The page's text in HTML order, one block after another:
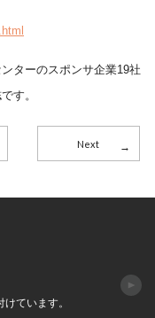
ターのスポンサ企業19社
す。
Next
ています。